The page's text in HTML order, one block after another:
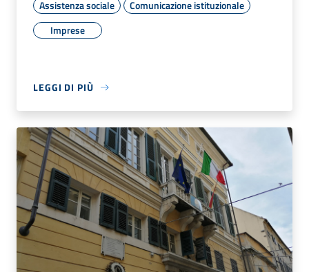
Assistenza sociale
Comunicazione istituzionale
Imprese
LEGGI DI PIÙ